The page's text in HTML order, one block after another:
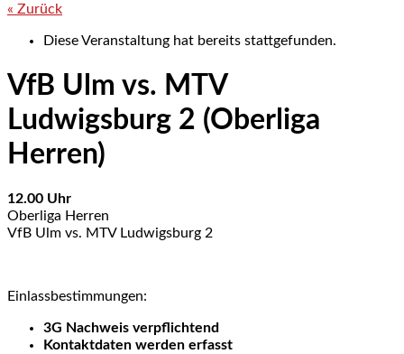
« Zurück
Diese Veranstaltung hat bereits stattgefunden.
VfB Ulm vs. MTV
Ludwigsburg 2 (Oberliga
Herren)
12.00 Uhr
Oberliga Herren
VfB Ulm vs. MTV Ludwigsburg 2
Einlassbestimmungen:
3G Nachweis verpflichtend
Kontaktdaten werden erfasst